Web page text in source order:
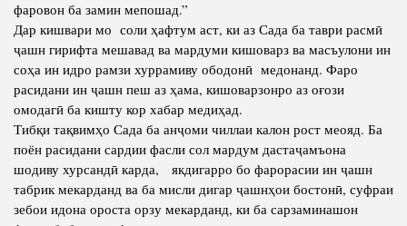
фаровон ба замин мепошад.”
Дар кишвари мо соли ҳафтум аст, ки аз Сада ба таври расмӣ
ҷашн гирифта мешавад ва мардуми кишоварз ва масъулони ин
соҳа ин идро рамзи хуррамиву ободонӣ медонанд. Фаро
расидани ин ҷашн пеш аз ҳама, кишоварзонро аз оғози
омодагӣ ба кишту кор хабар медиҳад.
Тибқи тақвимҳо Сада ба анҷоми чиллаи калон рост меояд. Ба
поён расидани сардии фасли сол мардум дастаҷамъона
шодиву хурсандӣ карда, якдигарро бо фарорасии ин ҷашн
табрик мекарданд ва ба мисли дигар ҷашнҳои бостонӣ, суфраи
зебои идона ороста орзу мекарданд, ки ба сарзаминашон